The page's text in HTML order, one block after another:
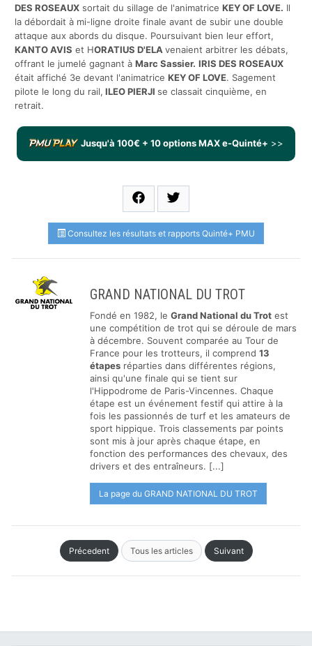
DES ROSEAUX sortait du sillage de l'animatrice KEY OF LOVE. Il
la débordait à mi-ligne droite finale avant de subir une double
attaque aux abords du disque. Poursuivant bien leur effort,
KANTO AVIS et HORATIUS D'ELA venaient arbitrer les débats,
offrant le jumelé gagnant à Marc Sassier. IRIS DES ROSEAUX
était affiché 3e devant l'animatrice KEY OF LOVE. Sagement
pilote le long du rail, ILEO PIERJI se classait cinquième, en
retrait.
Jusqu'à 100€ + 10 options MAX e-Quinté+ >>
Consultez les résultats et rapports Quinté+ PMU
GRAND NATIONAL DU TROT
Fondé en 1982, le Grand National du Trotest
une compétition de trot qui se déroule de mars
à décembre. Souvent comparée au Tour de
France pour les trotteurs, il comprend 13
étapesréparties dans différentes régions,
ainsi qu'une finale qui se tient sur
l'Hippodrome de Paris-Vincennes. Chaque
étape est un événement festif qui attire à la
fois les passionnés de turf et les amateurs de
sport hippique. Trois classements par points
sont mis à jour après chaque étape, en
fonction des performances des chevaux, des
drivers et des entraîneurs. [...]
La page du GRAND NATIONAL DU TROT
Précedent Tous les articles Suivant